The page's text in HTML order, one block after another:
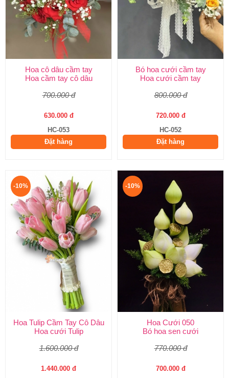
Hoa cô dâu cầm tay
Hoa cầm tay cô dâu
700.000 đ
630.000 đ
HC-053
Đặt hàng
Bó hoa cưới cầm tay
Hoa cưới cầm tay
800.000 đ
720.000 đ
HC-052
Đặt hàng
-10%
Hoa Tulip Cầm Tay Cô Dâu
Hoa cưới Tulip
1.600.000 đ
1.440.000 đ
-10%
Hoa Cưới 050
Bó hoa sen cưới
770.000 đ
700.000 đ